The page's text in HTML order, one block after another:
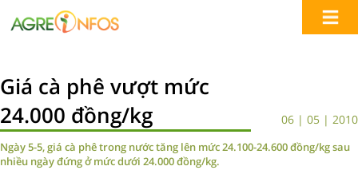
Giá cà phê vượt mức
24.000 đồng/kg
06 | 05 | 2010
Ngày 5-5, giá cà phê trong nước tăng lên mức 24.100-24.600 đồng/kg sau
nhiều ngày đứng ở mức dưới 24.000 đồng/kg.